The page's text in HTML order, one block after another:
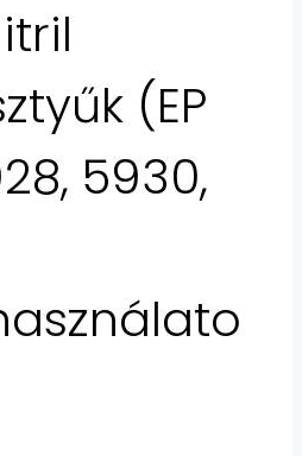
(EP
5930,